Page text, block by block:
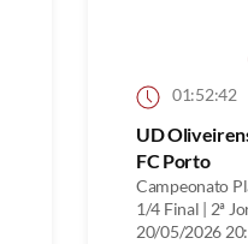
01:52:42
UD
FC Porto
Campeonato
1/4 Final | 2ª
20/05/2026